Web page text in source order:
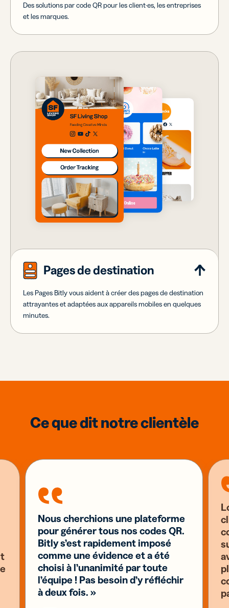
Des solutions par code QR pour les client·es, les entreprises
et les marques.
Pages de destination
Les Pages Bitly vous aident à créer des pages de destination
attrayantes et adaptées aux appareils mobiles en quelques
minutes.
Ce que dit notre clientèle
Nous cherchions une plateforme
pour générer tous nos codes QR.
Bitly s’est rapidement imposé
comme une évidence et a été
choisi à l’unanimité par toute
l’équipe ! Pas besoin d’y réfléchir
à deux fois. »